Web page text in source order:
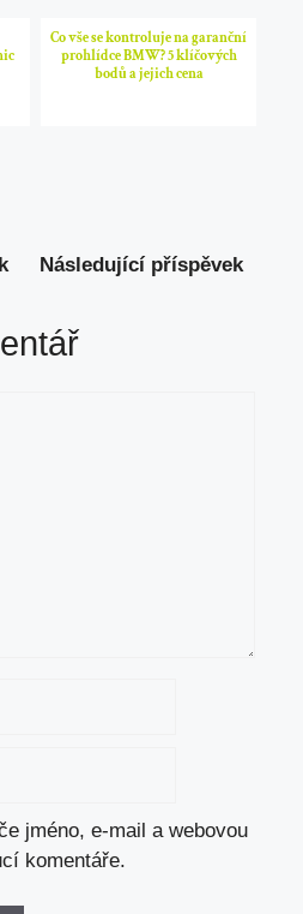
Co vše se kontroluje na garanční
prohlídce BMW? 5 klíčových
bodů a jejich cena
Následující příspěvek
jméno, e-mail a webovou
komentáře.